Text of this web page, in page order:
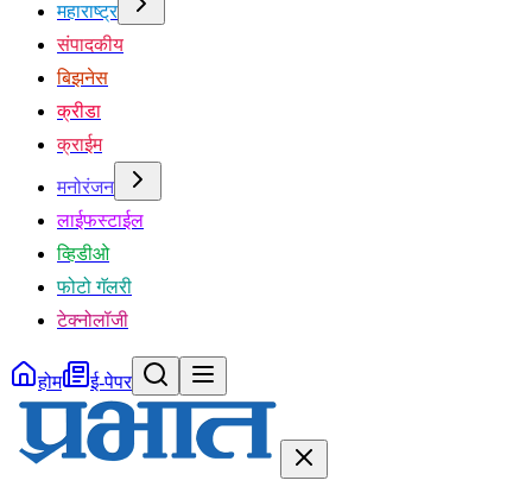
महाराष्ट्र
संपादकीय
बिझनेस
क्रीडा
क्राईम
मनोरंजन
लाईफस्टाईल
व्हिडीओ
फोटो गॅलरी
टेक्नोलॉजी
होम ई-पेपर